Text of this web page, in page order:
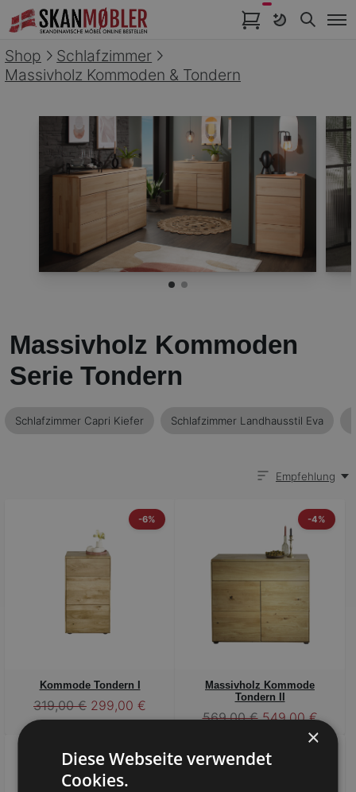
Artikel im Warenkorb
Shop
Schlafzimmer
Massivholz Kommoden & Tondern
Massivholz Kommoden Serie Tondern Impressionen
1Current Item
2
Massivholz Kommoden
Serie Tondern
Schlafzimmer Capri Kiefer Schlafzimmer Landhausstil Eva
Empfehlung
-6%
Kommode Tondern I
319,00 € 299,00 €
-4%
Massivholz Kommode
Tondern II
569,00 € 549,00 €
-4%
×
Diese Webseite verwendet
Cookies.